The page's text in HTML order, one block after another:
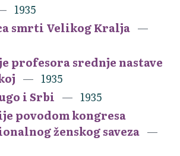
1935
smrti Velikog Kralja
profesora srednje nastave
1935
i Srbi
1935
povodom kongresa
ženskog saveza